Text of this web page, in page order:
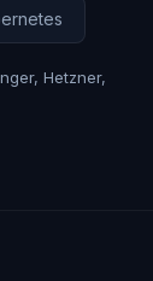
Hetzner,